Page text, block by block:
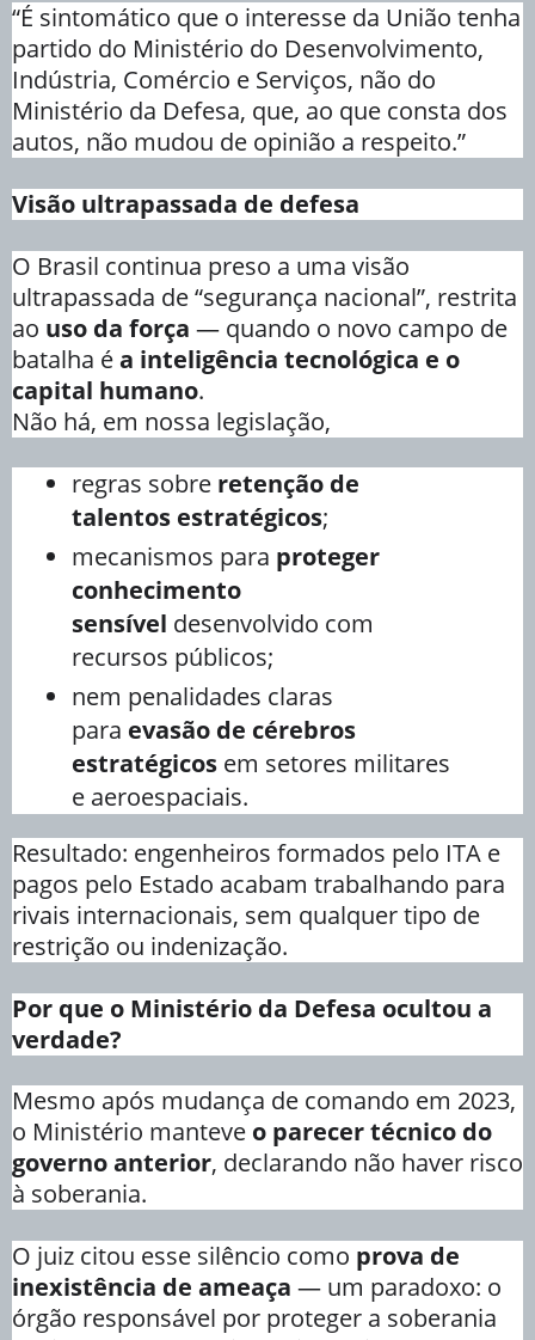
“É sintomático que o interesse da União tenha
partido do Ministério do Desenvolvimento,
Indústria, Comércio e Serviços, não do
Ministério da Defesa, que, ao que consta dos
autos, não mudou de opinião a respeito.”
Visão ultrapassada de defesa
O Brasil continua preso a uma visão
ultrapassada de “segurança nacional”, restrita
ao uso da força — quando o novo campo de
batalha éa inteligência tecnológica e o
capital humano.
Não há, em nossa legislação,
regras sobre retenção de
talentos estratégicos;
mecanismos para proteger
conhecimento
sensível desenvolvido com
recursos públicos;
nem penalidades claras
para evasão de cérebros
estratégicos em setores militares
e aeroespaciais.
Resultado: engenheiros formados pelo ITA e
pagos pelo Estado acabam trabalhando para
rivais internacionais, sem qualquer tipo de
restrição ou indenização.
Por que o Ministério da Defesa ocultou a
verdade?
Mesmo após mudança de comando em 2023,
o Ministério manteve o parecer técnico do
governo anterior, declarando não haver risco
à soberania.
O juiz citou esse silêncio como prova de
inexistência de ameaça — um paradoxo: o
órgão responsável por proteger a soberania